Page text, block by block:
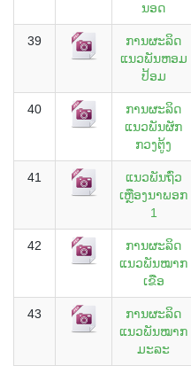
ນອດ
39
ການຜະລິດ
ແນວພັນຫອມ
ປ້ອມ
40
ການຜະລິດ
ແນວພັນຜັກ
ກວງຕູ້ງ
41
ແນວພັນຖົ່ວ
ເຫຼືອງນາພອກ
1
42
ການຜະລິດ
ແນວພັນໝາກ
ເຂືອ
43
ການຜະລິດ
ແນວພັນໝາກ
ມະລະ